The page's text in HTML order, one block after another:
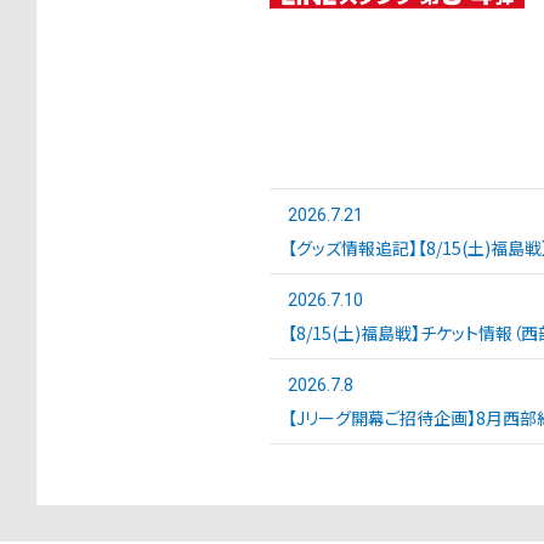
2026.7.21
【グッズ情報追記】【8/15(土)福島
2026.7.10
【8/15(土)福島戦】チケット情報（
2026.7.8
【Jリーグ開幕ご招待企画】8月西